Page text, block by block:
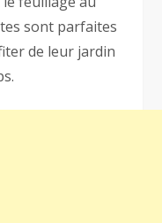
sont parfaites
de leur jardin